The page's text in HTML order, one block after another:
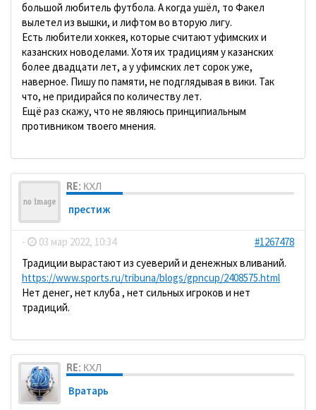
большой любитель футбола. А когда ушёл, то Факел
вылетел из вышки, и лифтом во вторую лигу.
Есть любители хоккея, которые считают уфимских и
казанских новоделами. Хотя их традициям у казанских
более двадцати лет, а у уфимских лет сорок уже,
наверное. Пишу по памяти, не подглядывая в вики. Так
что, не придирайся по количеству лет.
Ещё раз скажу, что не являюсь принципиальным
противником твоего мнения.
RE: КХЛ
престиж
- 03 мар 2022, 10:34
#1267478
Традиции вырастают из суеверий и денежных вливаний.
https://www.sports.ru/tribuna/blogs/gpncup/2408575.html
Нет денег, нет клуба , нет сильных игроков и нет
традиций.
RE: КХЛ
Вратарь